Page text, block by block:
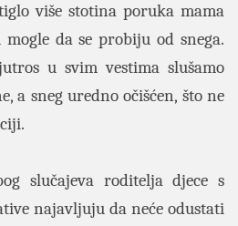
više stotina poruka mama
da se probiju od snega.
u svim vestima slušamo
a sneg uredno očišćen, što ne
slučajeva roditelja djece s
najavljuju da neće odustati